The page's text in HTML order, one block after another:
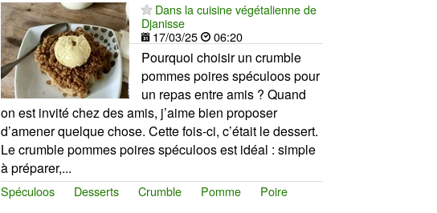
Dans la cuisine végétalienne de
Djanisse
17/03/25
06:20
Pourquoi choisir un crumble
pommes poires spéculoos pour
un repas entre amis ? Quand
on est invité chez des amis, j’aime bien proposer
d’amener quelque chose. Cette fois-ci, c’était le dessert.
Le crumble pommes poires spéculoos est idéal : simple
à préparer,...
Spéculoos Desserts Crumble Pomme Poire